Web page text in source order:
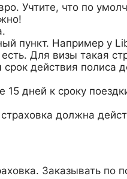
Учтите, что по
пункт. Например у
Для визы такая
действия
дней к сроку
должна
Заказывать по